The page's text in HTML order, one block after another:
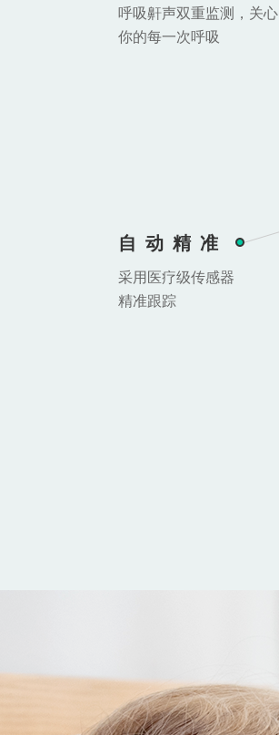
呼吸鼾声双重监测，关心
你的每一次呼吸
自动精准
采用医疗级传感器
精准跟踪